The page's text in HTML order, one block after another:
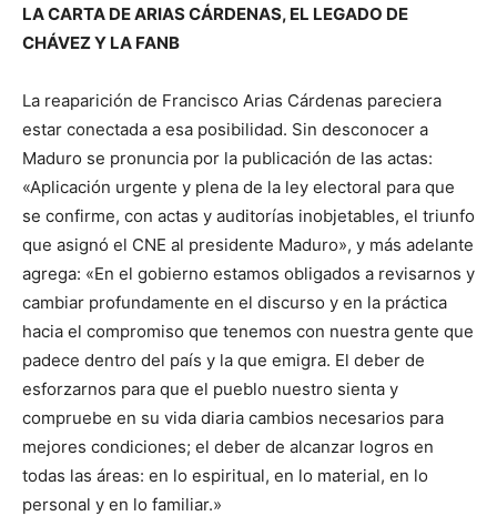
LA CARTA DE ARIAS CÁRDENAS, EL LEGADO DE
CHÁVEZ Y LA FANB
La reaparición de Francisco Arias Cárdenas pareciera
estar conectada a esa posibilidad. Sin desconocer a
Maduro se pronuncia por la publicación de las actas:
«Aplicación urgente y plena de la ley electoral para que
se confirme, con actas y auditorías inobjetables, el triunfo
que asignó el CNE al presidente Maduro», y más adelante
agrega: «En el gobierno estamos obligados a revisarnos y
cambiar profundamente en el discurso y en la práctica
hacia el compromiso que tenemos con nuestra gente que
padece dentro del país y la que emigra. El deber de
esforzarnos para que el pueblo nuestro sienta y
compruebe en su vida diaria cambios necesarios para
mejores condiciones; el deber de alcanzar logros en
todas las áreas: en lo espiritual, en lo material, en lo
personal y en lo familiar.»